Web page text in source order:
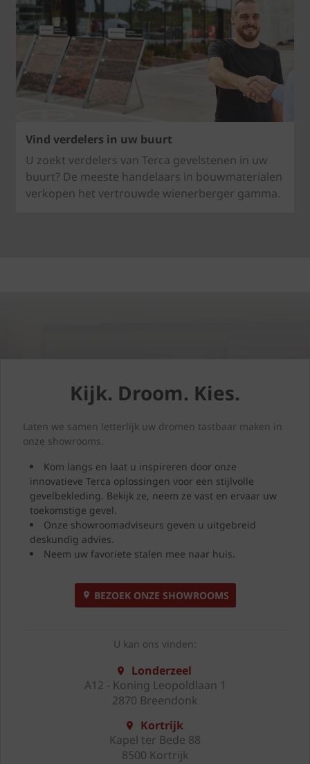
Vind verdelers in uw buurt
U zoekt verdelers van Terca gevelstenen in uw
buurt? De meeste handelaars in bouwmaterialen
verkopen het vertrouwde wienerberger gamma.
Kijk. Droom. Kies.
Laten we samen letterlijk uw dromen tastbaar maken in
onze showrooms.
Kom langs en laat u inspireren door onze
innovatieve Terca oplossingen voor een stijlvolle
gevelbekleding. Bekijk ze, neem ze vast en ervaar uw
toekomstige gevel.
Onze showroomadviseurs geven u uitgebreid
deskundig advies.
Neem uw favoriete stalen mee naar huis.
BEZOEK ONZE SHOWROOMS
U kan ons vinden:
Londerzeel
A12 - Koning Leopoldlaan 1
2870 Breendonk
Kortrijk
Kapel ter Bede 88
8500 Kortrijk